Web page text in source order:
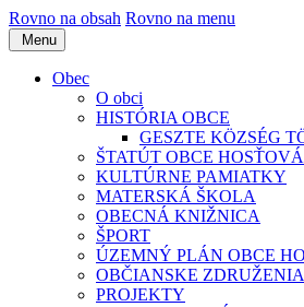
Rovno na obsah Rovno na menu
Menu
Obec
O obci
HISTÓRIA OBCE
GESZTE KÖZSÉG
ŠTATÚT OBCE HOSŤOVÁ
KULTÚRNE PAMIATKY
MATERSKÁ ŠKOLA
OBECNÁ KNIŽNICA
ŠPORT
ÚZEMNÝ PLÁN OBCE
OBČIANSKE
PROJEKTY